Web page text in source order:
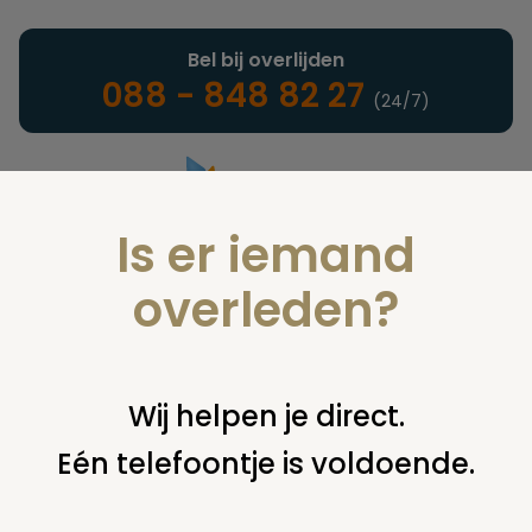
Landelijke uitvaartonderneming
Bel bij overlijden
088 - 848 82 27 (24/7)
U bent hier: home nieuws & agenda nieuws video:
restwarmte crematieovens gebruikt voor (stads)verwarming
Is er iemand
overleden?
Wij helpen je direct.
Eén telefoontje is voldoende.